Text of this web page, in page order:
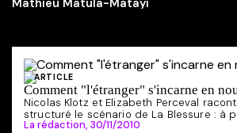
Mathieu Matula-Matayi
ARTICLE
Comment "l'étranger" s'incarne en
Nicolas Klotz et Elizabeth Perceval
structuré le scénario de La Blessure : à
La rédaction, 30/11/2010